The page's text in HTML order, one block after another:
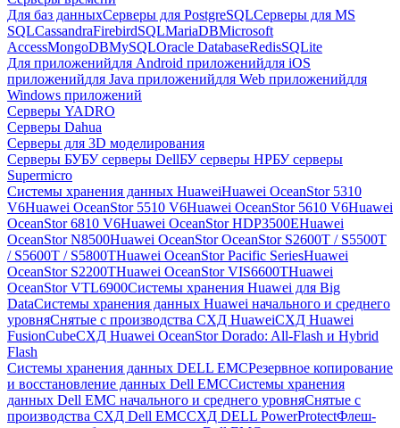
Для баз данныхСерверы для PostgreSQLСерверы для MS
SQLCassandraFirebirdSQLMariaDBMicrosoft
AccessMongoDBMySQLOracle DatabaseRedisSQLite
Для приложенийдля Android приложенийдля iOS
приложенийдля Java приложенийдля Web приложенийдля
Windows приложений
Серверы YADRO
Серверы Dahua
Серверы для 3D моделирования
Серверы БУБУ серверы DellБУ серверы HPБУ серверы
Supermicro
Системы хранения данных HuaweiHuawei OceanStor 5310
V6Huawei OceanStor 5510 V6Huawei OceanStor 5610 V6Huawei
OceanStor 6810 V6Huawei OceanStor HDP3500EHuawei
OceanStor N8500Huawei OceanStor OceanStor S2600T / S5500T
/ S5600T / S5800THuawei OceanStor Pacific SeriesHuawei
OceanStor S2200THuawei OceanStor VIS6600THuawei
OceanStor VTL6900Системы хранения Huawei для Big
DataСистемы хранения данных Huawei начального и среднего
уровняСнятые с производства СХД HuaweiСХД Huawei
FusionCubeСХД Huawei OceanStor Dorado: All-Flash и Hybrid
Flash
Системы хранения данных DELL EMCРезервное копирование
и восстановление данных Dell EMCСистемы хранения
данных Dell EMC начального и среднего уровняСнятые с
производства СХД Dell EMCСХД DELL PowerProtectФлеш-